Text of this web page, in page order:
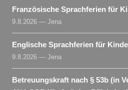
Französische Sprachferien für
9.8.2026 — Jena
Englische Sprachferien für
9.8.2026 — Jena
Betreuungskraft nach § 53b (in